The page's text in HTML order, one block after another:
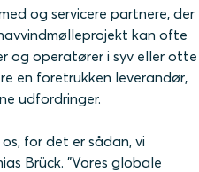
og servicere partnere, der
kan ofte
og operatører i syv eller otte
en foretrukken leverandør,
udfordringer.
for det er sådan, vi
Brück. "Vores globale